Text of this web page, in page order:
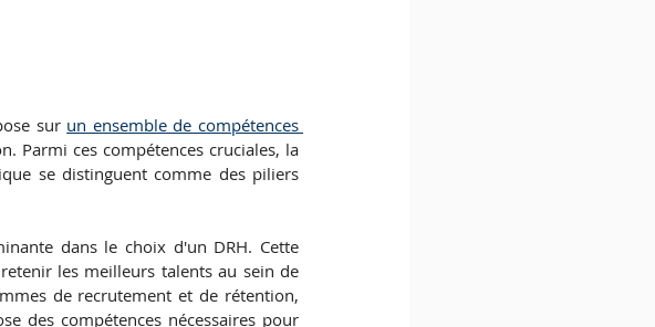
sur un ensemble de compétences
Parmi ces compétences cruciales, la
se distinguent comme des piliers
dans le choix d'un DRH. Cette
les meilleurs talents au sein de
de recrutement et de rétention,
des compétences nécessaires pour